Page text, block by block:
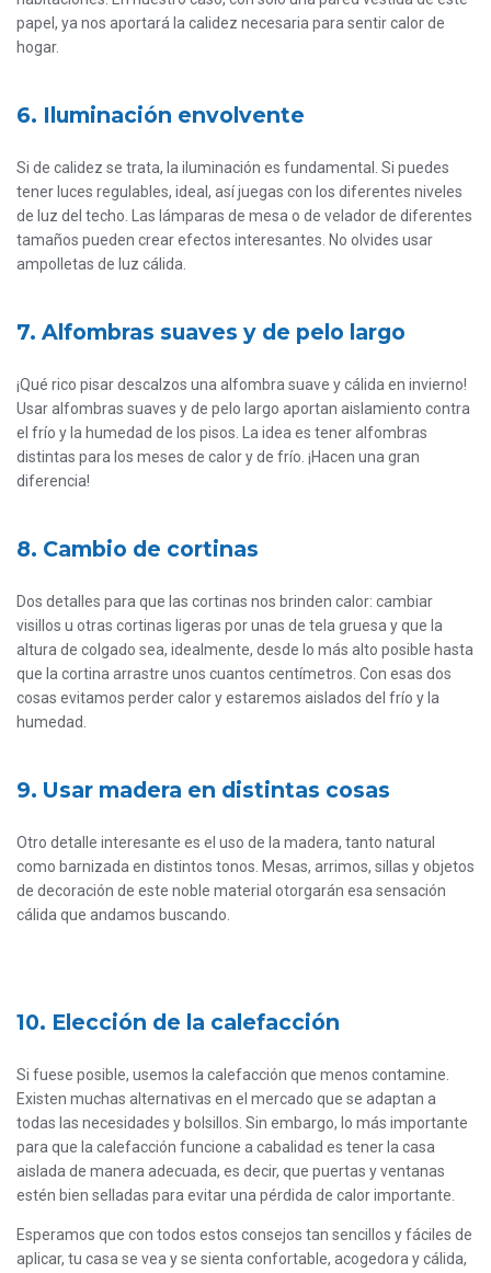
papel, ya nos aportará la calidez necesaria para sentir calor de
hogar.
6. Iluminación envolvente
Si de calidez se trata, la iluminación es fundamental. Si puedes
tener luces regulables, ideal, así juegas con los diferentes niveles
de luz del techo. Las lámparas de mesa o de velador de diferentes
tamaños pueden crear efectos interesantes. No olvides usar
ampolletas de luz cálida.
7. Alfombras suaves y de pelo largo
¡Qué rico pisar descalzos una alfombra suave y cálida en invierno!
Usar alfombras suaves y de pelo largo aportan aislamiento contra
el frío y la humedad de los pisos. La idea es tener alfombras
distintas para los meses de calor y de frío. ¡Hacen una gran
diferencia!
8. Cambio de cortinas
Dos detalles para que las cortinas nos brinden calor: cambiar
visillos u otras cortinas ligeras por unas de tela gruesa y que la
altura de colgado sea, idealmente, desde lo más alto posible hasta
que la cortina arrastre unos cuantos centímetros. Con esas dos
cosas evitamos perder calor y estaremos aislados del frío y la
humedad.
9. Usar madera en distintas cosas
Otro detalle interesante es el uso de la madera, tanto natural
como barnizada en distintos tonos. Mesas, arrimos, sillas y objetos
de decoración de este noble material otorgarán esa sensación
cálida que andamos buscando.
10. Elección de la calefacción
Si fuese posible, usemos la calefacción que menos contamine.
Existen muchas alternativas en el mercado que se adaptan a
todas las necesidades y bolsillos. Sin embargo, lo más importante
para que la calefacción funcione a cabalidad es tener la casa
aislada de manera adecuada, es decir, que puertas y ventanas
estén bien selladas para evitar una pérdida de calor importante.
Esperamos que con todos estos consejos tan sencillos y fáciles de
aplicar, tu casa se vea y se sienta confortable, acogedora y cálida,